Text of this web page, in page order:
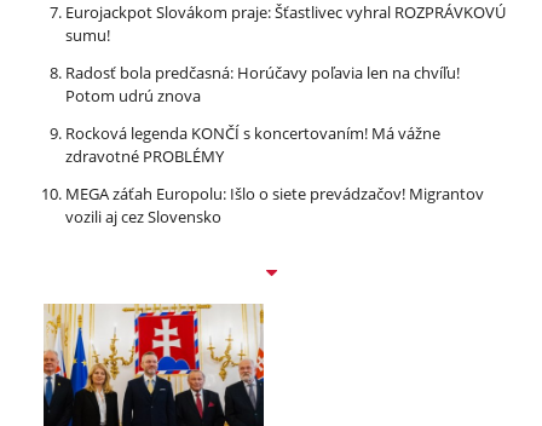
Eurojackpot Slovákom praje: Šťastlivec vyhral ROZPRÁVKOVÚ
sumu!
Radosť bola predčasná: Horúčavy poľavia len na chvíľu!
Potom udrú znova
Rocková legenda KONČÍ s koncertovaním! Má vážne
zdravotné PROBLÉMY
MEGA záťah Europolu: Išlo o siete prevádzačov! Migrantov
vozili aj cez Slovensko